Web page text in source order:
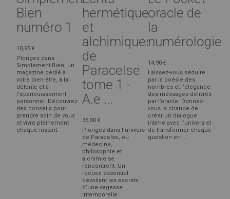
Bien
numéro 1
10,95 €
Plongez dans
Simplement Bien, un
magazine dédié à
votre bien-être, à la
détente et à
l’épanouissement
personnel. Découvrez
des conseils pour
prendre soin de vous
et vivre pleinement
chaque instant.
hermétiques
et
alchimiques
de
Paracelse
tome 1 -
A.e ...
35,00 €
Plongez dans l’univers
de Paracelse, où
médecine,
philosophie et
alchimie se
rencontrent. Un
recueil essentiel
dévoilant les secrets
d’une sagesse
intemporelle.
oracle de
la
numérologie
14,90 €
Laissez-vous séduire
par la poésie des
nombres et l’élégance
des messages délivrés
par l’oracle. Donnez-
vous la chance de
créer un dialogue
intime avec l’univers et
de transformer chaque
question en ...